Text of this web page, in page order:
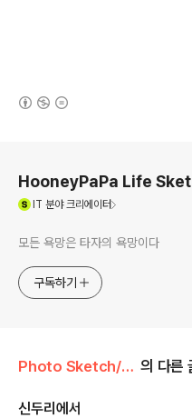
HooneyPaPa Life
IT 분야 크리에이터
모든 욕망은 타자의 욕망이다
구독하기
Photo Sketch/-scape 의 다른
신두리에서